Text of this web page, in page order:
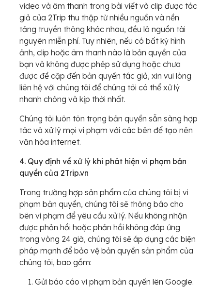
video và âm thanh trong bài viết và clip được tác
giả của 2Trip thu thập từ nhiều nguồn và nền
tảng truyền thông khác nhau, đều là nguồn tài
nguyên miễn phí. Tuy nhiên, nếu có bất kỳ hình
ảnh, clip hoặc âm thanh nào là bản quyền của
bạn và không được phép sử dụng hoặc chưa
được đề cập đến bản quyền tác giả, xin vui lòng
liên hệ với chúng tôi để chúng tôi có thể xử lý
nhanh chóng và kịp thời nhất.
Chúng tôi luôn tôn trọng bản quyền sẵn sàng hợp
tác và xử lý mọi vi phạm với các bên để tạo nên
văn hóa internet.
4. Quy định về xử lý khi phát hiện vi phạm bản
quyền của 2Trip.vn
Trong trường hợp sản phẩm của chúng tôi bị vi
phạm bản quyền, chúng tôi sẽ thông báo cho
bên vi phạm để yêu cầu xử lý. Nếu không nhận
được phản hồi hoặc phản hồi không đáp ứng
trong vòng 24 giờ, chúng tôi sẽ áp dụng các biện
pháp mạnh để bảo vệ bản quyền sản phẩm của
chúng tôi, bao gồm:
Gửi báo cáo vi phạm bản quyền lên Google.